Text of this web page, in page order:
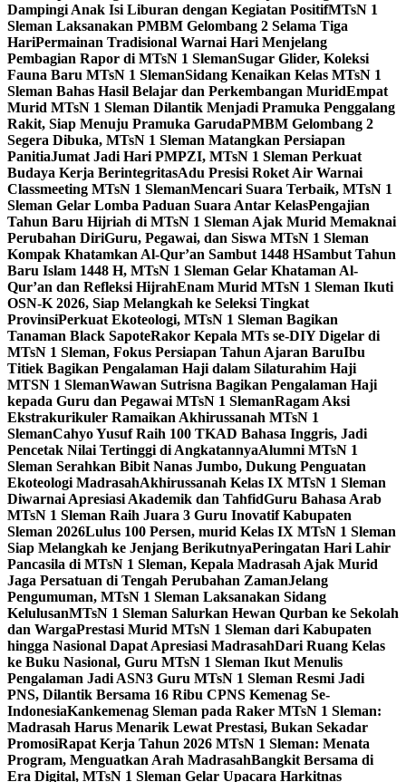
Dampingi Anak Isi Liburan dengan Kegiatan PositifMTsN 1
Sleman Laksanakan PMBM Gelombang 2 Selama Tiga
HariPermainan Tradisional Warnai Hari Menjelang
Pembagian Rapor di MTsN 1 SlemanSugar Glider, Koleksi
Fauna Baru MTsN 1 SlemanSidang Kenaikan Kelas MTsN 1
Sleman Bahas Hasil Belajar dan Perkembangan MuridEmpat
Murid MTsN 1 Sleman Dilantik Menjadi Pramuka Penggalang
Rakit, Siap Menuju Pramuka GarudaPMBM Gelombang 2
Segera Dibuka, MTsN 1 Sleman Matangkan Persiapan
PanitiaJumat Jadi Hari PMPZI, MTsN 1 Sleman Perkuat
Budaya Kerja BerintegritasAdu Presisi Roket Air Warnai
Classmeeting MTsN 1 SlemanMencari Suara Terbaik, MTsN 1
Sleman Gelar Lomba Paduan Suara Antar KelasPengajian
Tahun Baru Hijriah di MTsN 1 Sleman Ajak Murid Memaknai
Perubahan DiriGuru, Pegawai, dan Siswa MTsN 1 Sleman
Kompak Khatamkan Al-Qur’an Sambut 1448 HSambut Tahun
Baru Islam 1448 H, MTsN 1 Sleman Gelar Khataman Al-
Qur’an dan Refleksi HijrahEnam Murid MTsN 1 Sleman Ikuti
OSN-K 2026, Siap Melangkah ke Seleksi Tingkat
ProvinsiPerkuat Ekoteologi, MTsN 1 Sleman Bagikan
Tanaman Black SapoteRakor Kepala MTs se-DIY Digelar di
MTsN 1 Sleman, Fokus Persiapan Tahun Ajaran BaruIbu
Titiek Bagikan Pengalaman Haji dalam Silaturahim Haji
MTSN 1 SlemanWawan Sutrisna Bagikan Pengalaman Haji
kepada Guru dan Pegawai MTsN 1 SlemanRagam Aksi
Ekstrakurikuler Ramaikan Akhirussanah MTsN 1
SlemanCahyo Yusuf Raih 100 TKAD Bahasa Inggris, Jadi
Pencetak Nilai Tertinggi di AngkatannyaAlumni MTsN 1
Sleman Serahkan Bibit Nanas Jumbo, Dukung Penguatan
Ekoteologi MadrasahAkhirussanah Kelas IX MTsN 1 Sleman
Diwarnai Apresiasi Akademik dan TahfidGuru Bahasa Arab
MTsN 1 Sleman Raih Juara 3 Guru Inovatif Kabupaten
Sleman 2026Lulus 100 Persen, murid Kelas IX MTsN 1 Sleman
Siap Melangkah ke Jenjang BerikutnyaPeringatan Hari Lahir
Pancasila di MTsN 1 Sleman, Kepala Madrasah Ajak Murid
Jaga Persatuan di Tengah Perubahan ZamanJelang
Pengumuman, MTsN 1 Sleman Laksanakan Sidang
KelulusanMTsN 1 Sleman Salurkan Hewan Qurban ke Sekolah
dan WargaPrestasi Murid MTsN 1 Sleman dari Kabupaten
hingga Nasional Dapat Apresiasi MadrasahDari Ruang Kelas
ke Buku Nasional, Guru MTsN 1 Sleman Ikut Menulis
Pengalaman Jadi ASN3 Guru MTsN 1 Sleman Resmi Jadi
PNS, Dilantik Bersama 16 Ribu CPNS Kemenag Se-
IndonesiaKankemenag Sleman pada Raker MTsN 1 Sleman:
Madrasah Harus Menarik Lewat Prestasi, Bukan Sekadar
PromosiRapat Kerja Tahun 2026 MTsN 1 Sleman: Menata
Program, Menguatkan Arah MadrasahBangkit Bersama di
Era Digital, MTsN 1 Sleman Gelar Upacara Harkitnas